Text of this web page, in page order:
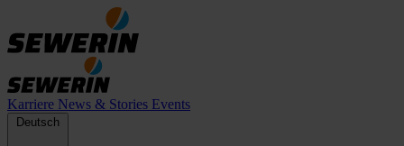
Karriere News & Stories Events
Deutsch